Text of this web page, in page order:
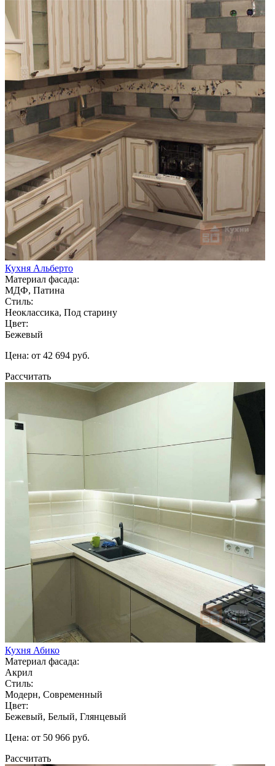
Кухня Альберто
Материал фасада:
МДФ, Патина
Стиль:
Неоклассика, Под старину
Цвет:
Бежевый
Цена: от 42 694 руб.
Рассчитать
Кухня Абико
Материал фасада:
Акрил
Стиль:
Модерн, Современный
Цвет:
Бежевый, Белый, Глянцевый
Цена: от 50 966 руб.
Рассчитать